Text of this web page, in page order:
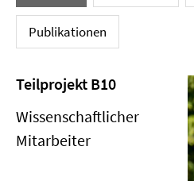
Publikationen
Teilprojekt B10
Wissenschaftlicher
Mitarbeiter